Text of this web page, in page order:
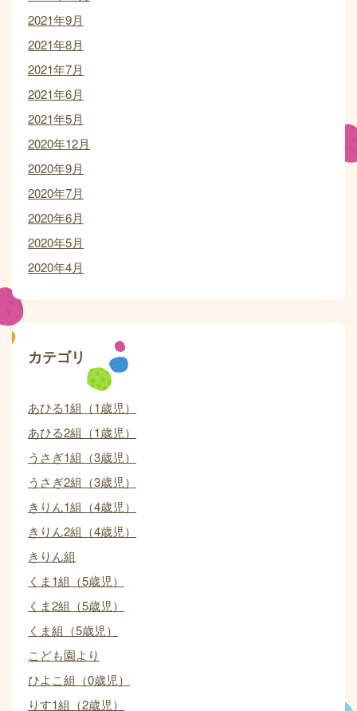
2021年9月
2021年8月
2021年7月
2021年6月
2021年5月
2020年12月
2020年9月
2020年7月
2020年6月
2020年5月
2020年4月
カテゴリ
あひる1組（1歳児）
あひる2組（1歳児）
うさぎ1組（3歳児）
うさぎ2組（3歳児）
きりん1組（4歳児）
きりん2組（4歳児）
きりん組
くま1組（5歳児）
くま2組（5歳児）
くま組（5歳児）
こども園より
ひよこ組（0歳児）
りす1組（2歳児）